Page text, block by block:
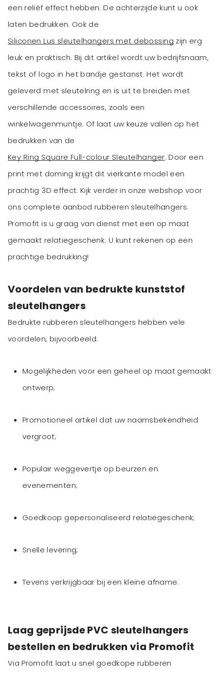
een reliëf effect hebben. De achterzijde kunt u ook
laten bedrukken. Ook de
Siliconen Lus sleutelhangers met debossing zijn erg
leuk en praktisch. Bij dit artikel wordt uw bedrijfsnaam,
tekst of logo in het bandje gestanst. Het wordt
geleverd met sleutelring en is uit te breiden met
verschillende accessoires, zoals een
winkelwagenmuntje. Of laat uw keuze vallen op het
bedrukken van de
Key Ring Square Full-colour Sleutelhanger. Door een
print met doming krijgt dit vierkante model een
prachtig 3D effect. Kijk verder in onze webshop voor
ons complete aanbod rubberen sleutelhangers.
Promofit is u graag van dienst met een op maat
gemaakt relatiegeschenk. U kunt rekenen op een
prachtige bedrukking!
Voordelen van bedrukte kunststof
sleutelhangers
Bedrukte rubberen sleutelhangers hebben vele
voordelen, bijvoorbeeld:
Mogelijkheden voor een geheel op maat gemaakt
ontwerp;
Promotioneel artikel dat uw naamsbekendheid
vergroot;
Populair weggevertje op beurzen en
evenementen;
Goedkoop gepersonaliseerd relatiegeschenk;
Snelle levering;
Tevens verkrijgbaar bij een kleine afname.
Laag geprijsde PVC sleutelhangers
bestellen en bedrukken via Promofit
Via Promofit laat u snel goedkope rubberen